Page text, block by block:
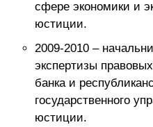
сфере экономики и
юстиции.
2009-2010 –
экспертизы
банка и
государственного
юстиции.